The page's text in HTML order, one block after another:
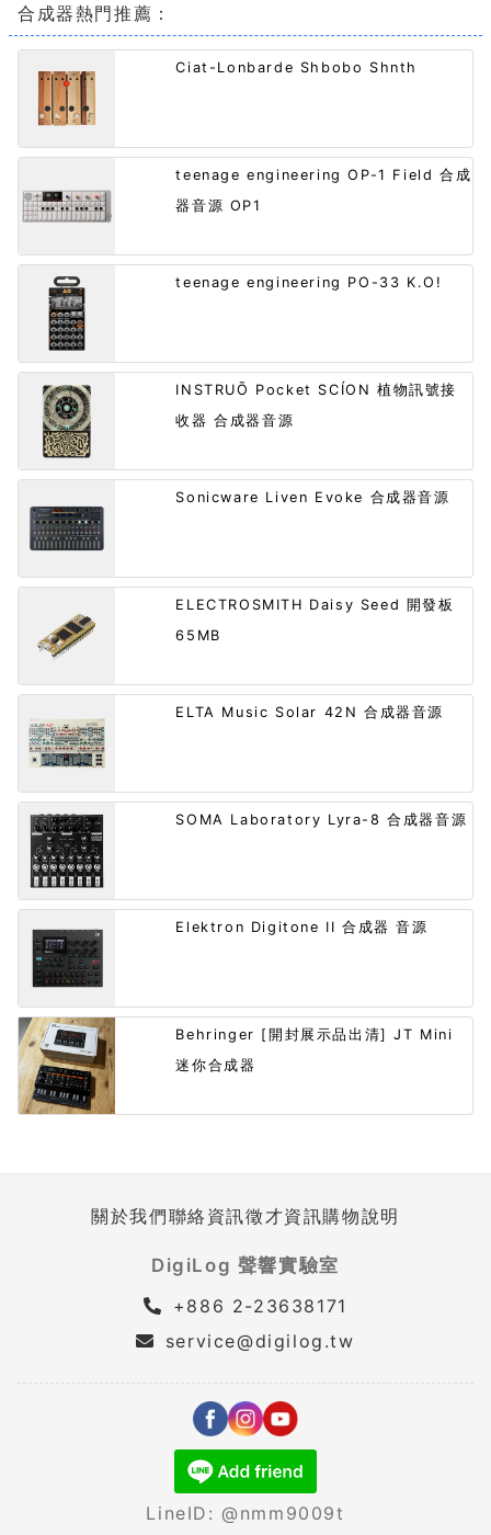
合成器熱門推薦：
Ciat-Lonbarde Shbobo Shnth
teenage engineering OP-1 Field 合成
器音源 OP1
teenage engineering PO-33 K.O!
INSTRUŌ Pocket SCÍON 植物訊號接
收器 合成器音源
Sonicware Liven Evoke 合成器音源
ELECTROSMITH Daisy Seed 開發板
65MB
ELTA Music Solar 42N 合成器音源
SOMA Laboratory Lyra-8 合成器音源
Elektron Digitone II 合成器 音源
Behringer [開封展示品出清] JT Mini
迷你合成器
關於我們聯絡資訊徵才資訊購物說明
DigiLog 聲響實驗室
+886 2-23638171
service@digilog.tw
LineID: @nmm9009t